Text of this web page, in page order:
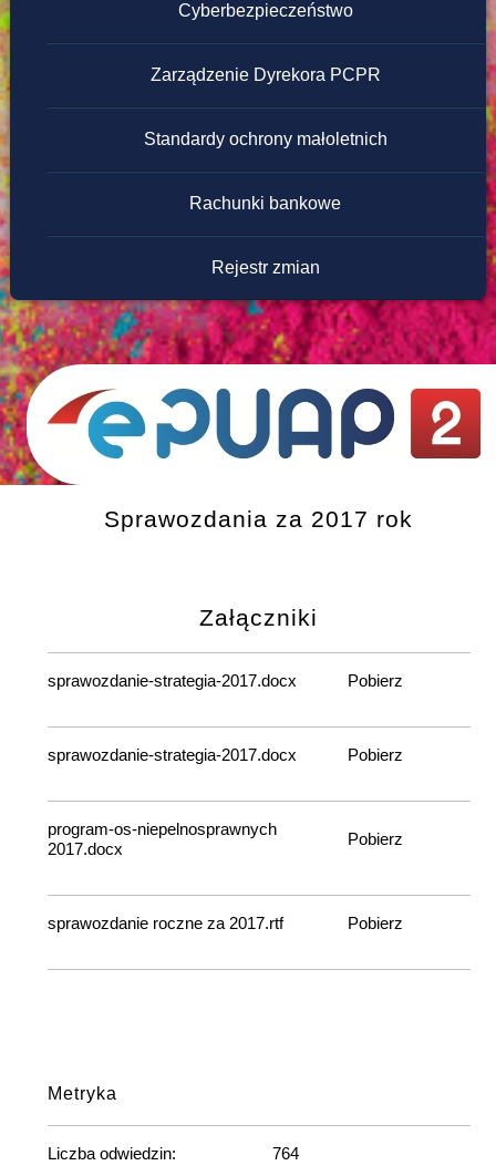
Cyberbezpieczeństwo
Zarządzenie Dyrekora PCPR
Standardy ochrony małoletnich
Rachunki bankowe
Rejestr zmian
Sprawozdania za 2017 rok
Załączniki
sprawozdanie-strategia-2017.docx Pobierz
sprawozdanie-strategia-2017.docx Pobierz
program-os-niepelnosprawnych
2017.docx
Pobierz
sprawozdanie roczne za 2017.rtf Pobierz
Metryka
Liczba odwiedzin:
764